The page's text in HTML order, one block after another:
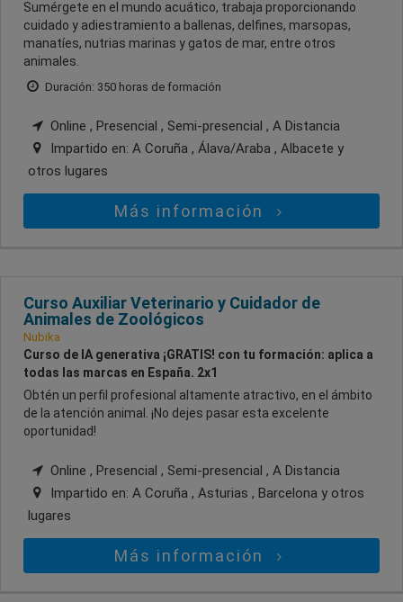
Sumérgete en el mundo acuático, trabaja proporcionando
cuidado y adiestramiento a ballenas, delfines, marsopas,
manatíes, nutrias marinas y gatos de mar, entre otros
animales.
Duración: 350 horas de formación
Online , Presencial , Semi-presencial , A Distancia
Impartido en: A Coruña , Álava/Araba , Albacete y
otros lugares
Más información
Curso Auxiliar Veterinario y Cuidador de
Animales de Zoológicos
Nubika
Curso de IA generativa ¡GRATIS! con tu formación: aplica a
todas las marcas en España. 2x1
Obtén un perfil profesional altamente atractivo, en el ámbito
de la atención animal. ¡No dejes pasar esta excelente
oportunidad!
Online , Presencial , Semi-presencial , A Distancia
Impartido en: A Coruña , Asturias , Barcelona y otros
lugares
Más información